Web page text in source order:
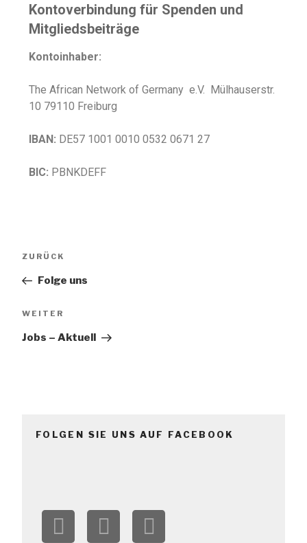
Kontoverbindung für Spenden und
Mitgliedsbeiträge
Kontoinhaber:
The African Network of Germany e.V. Mülhauserstr.
10 79110 Freiburg
IBAN: DE57 1001 0010 0532 0671 27
BIC: PBNKDEFF
ZURÜCK
Folge uns
WEITER
Jobs – Aktuell
FOLGEN SIE UNS AUF FACEBOOK